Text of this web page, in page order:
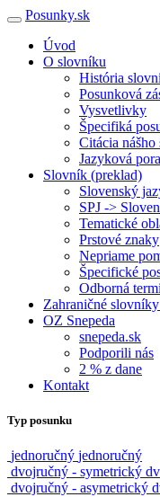
Posunky.sk
Úvod
O slovníku
História
Posunková
Vysvetlivky
Špecifiká
Citácia nášho
Jazyková
Slovník (preklad)
Slovenský
SPJ ->
Tematické
Prstové znaky
Nepriame
Špecifické
Odborná
Zahraničné
OZ Snepeda
snepeda.sk
Podporili nás
2 % z dane
Kontakt
Typ posunku
jednoručný jednoručný
dvojručný - symetrický
dvojručný - asymetrický